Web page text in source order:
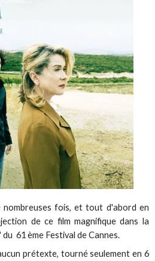
nombreuses fois, et tout d'abord en
de ce film magnifique dans la
61 ème Festival de Cannes.
prétexte, tourné seulement en 6